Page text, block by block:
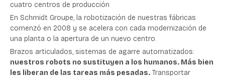
cuatro centros de producción
En Schmidt Groupe, la robotización de nuestras fábricas
comenzó en 2008 y se acelera con cada modernización de
una planta o la apertura de un nuevo centro.
Brazos articulados, sistemas de agarre automatizados:
nuestros robots no sustituyen a los humanos. Más bien
les liberan de las tareas más pesadas. Transportar